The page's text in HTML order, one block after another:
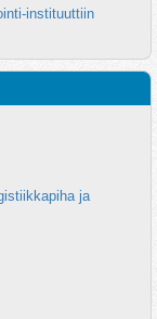
instituuttiin
ja